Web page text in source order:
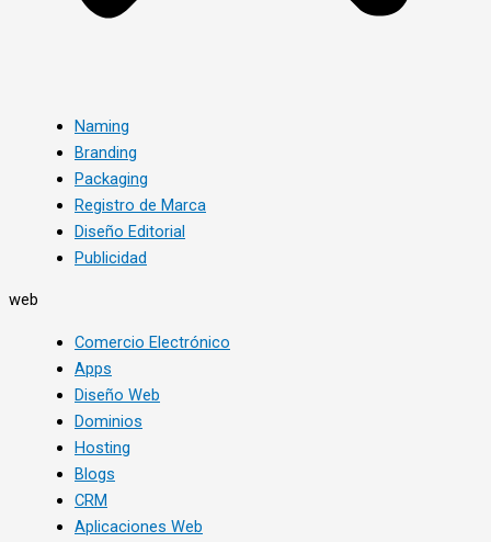
Naming
Branding
Packaging
Registro de Marca
Diseño Editorial
Publicidad
web
Comercio Electrónico
Apps
Diseño Web
Dominios
Hosting
Blogs
CRM
Aplicaciones Web